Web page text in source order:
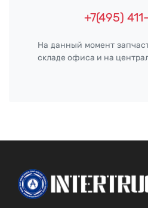
+7(495)
На данный момент
складе офиса и на